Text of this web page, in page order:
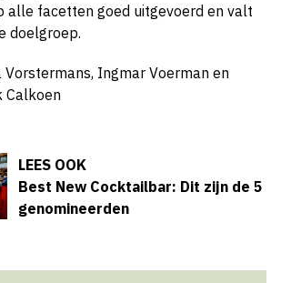
alle facetten goed uitgevoerd en valt
doelgroep.
Vorstermans, Ingmar Voerman en
Calkoen
LEES OOK
Best New Cocktailbar: Dit zijn de 5
genomineerden